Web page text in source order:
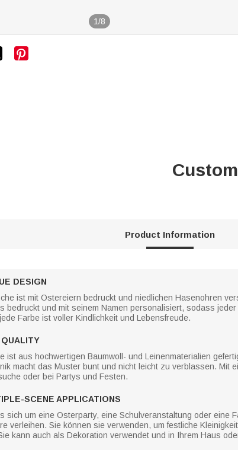
1/8

Product Information
DESIGN
ist mit Ostereiern bedruckt und niedlichen Hasenohren
bedruckt und mit seinem Namen personalisiert, sodass
Farbe ist voller Kindlichkeit und Lebensfreude.
QUALITY
ist aus hochwertigen Baumwoll- und Leinenmaterialien
macht das Muster bunt und nicht leicht zu verblassen. Mit
oder bei Partys und Festen.
SCENE APPLICATIONS
sich um eine Osterparty, eine Schulveranstaltung oder eine
verleihen. Sie können sie verwenden, um festliche
kann auch als Dekoration verwendet und in Ihrem Haus